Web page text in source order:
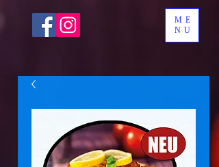
ME
NU